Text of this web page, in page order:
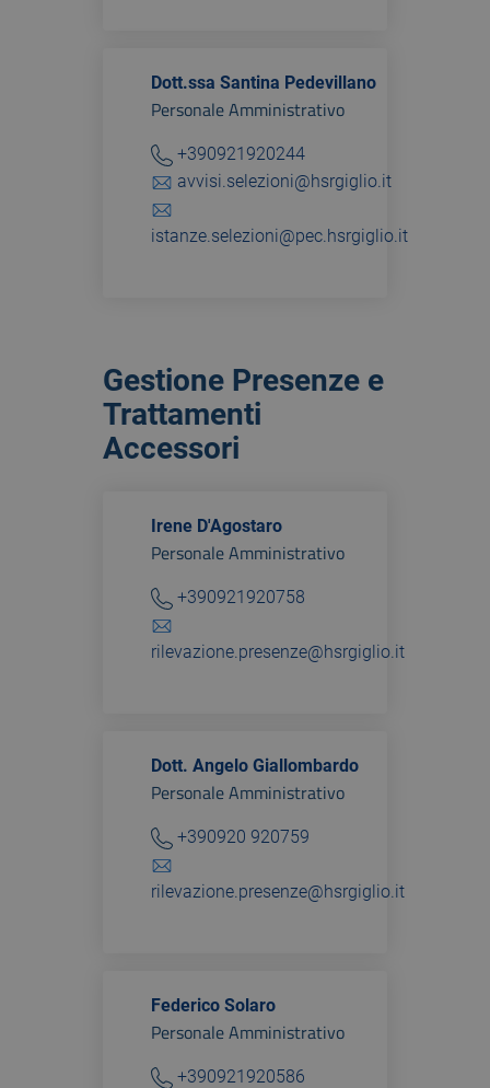
Dott.ssa Santina Pedevillano
Personale Amministrativo
+390921920244
avvisi.selezioni@hsrgiglio.it
istanze.selezioni@pec.hsrgiglio.it
Gestione Presenze e
Trattamenti
Accessori
Irene D'Agostaro
Personale Amministrativo
+390921920758
rilevazione.presenze@hsrgiglio.it
Dott. Angelo Giallombardo
Personale Amministrativo
+390920 920759
rilevazione.presenze@hsrgiglio.it
Federico Solaro
Personale Amministrativo
+390921920586